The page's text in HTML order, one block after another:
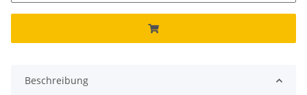
Beschreibung